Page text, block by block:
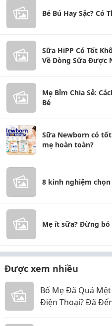
Bé Bú Hay Sặc? Có
Sữa HiPP Có Tốt
Về Dòng Sữa Được
Mẹ Bỉm Chia Sẻ:
Bé
Sữa Newborn có
mẹ hoàn toàn?
8 kinh nghiệm
Mẹ ít sữa? Đừng bỏ
Được xem nhiều
Bố Mẹ Đã Quá
Điện Thoại? Đã